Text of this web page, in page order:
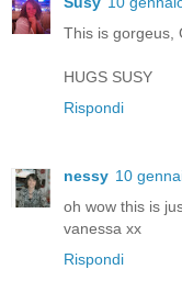
This is gorgeus,
HUGS SUSY
Rispondi
nessy 10
oh wow this is
vanessa xx
Rispondi